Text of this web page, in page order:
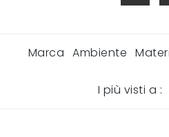
Marca Ambiente
I più visti a :